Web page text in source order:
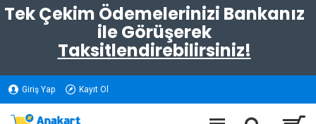
Tek Çekim Ödemelerinizi Bankanız
ile Görüşerek
Taksitlendirebilirsiniz!
Giriş Yap Kayıt Ol